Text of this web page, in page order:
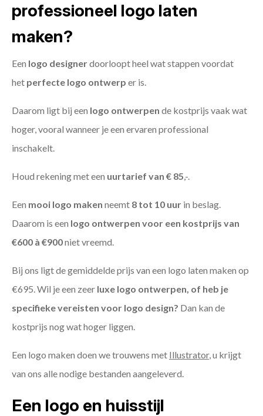
professioneel logo laten
maken?
Een logo designerdoorloopt heel wat stappen voordat
het perfecte logo ontwerp er is.
Daarom ligt bij een logo ontwerpen de kostprijs vaak wat
hoger, vooral wanneer je een ervaren professional
inschakelt.
Houd rekening met een uurtarief van € 85,-.
Een mooi logo maken neemt 8 tot 10 uur in beslag.
Daarom is een logo ontwerpen voor een kostprijs van
€600 à €900niet vreemd.
Bij ons ligt de gemiddelde prijs van een logo laten maken op
€695. Wil je een zeer luxe logo ontwerpen, of heb je
specifieke vereisten voor logo design? Dan kan de
kostprijs nog wat hoger liggen.
Een logo maken doen we trouwens met Illustrator, u krijgt
van ons alle nodige bestanden aangeleverd.
Een logo en huisstijl